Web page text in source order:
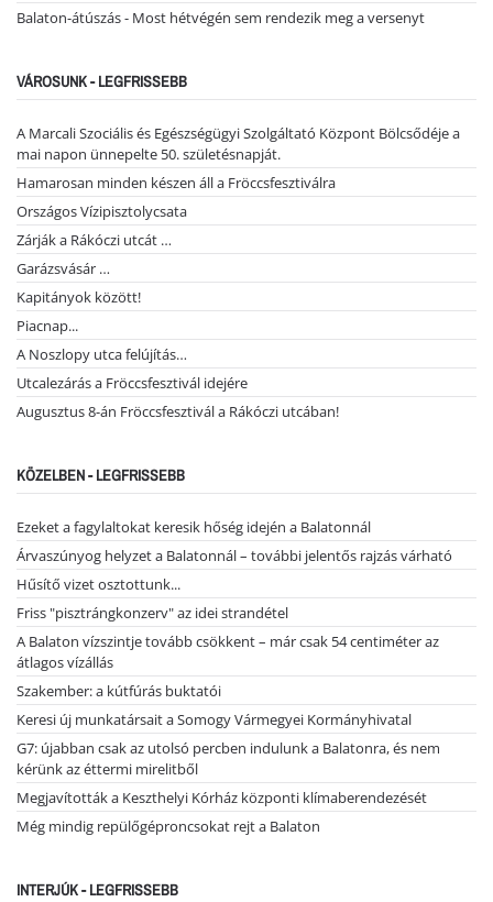
Balaton-átúszás - Most hétvégén sem rendezik meg a versenyt
VÁROSUNK - LEGFRISSEBB
A Marcali Szociális és Egészségügyi Szolgáltató Központ Bölcsődéje a
mai napon ünnepelte 50. születésnapját.
Hamarosan minden készen áll a Fröccsfesztiválra
Országos Vízipisztolycsata
Zárják a Rákóczi utcát …
Garázsvásár …
Kapitányok között!
Piacnap...
A Noszlopy utca felújítás…
Utcalezárás a Fröccsfesztivál idejére
Augusztus 8-án Fröccsfesztivál a Rákóczi utcában!
KÖZELBEN - LEGFRISSEBB
Ezeket a fagylaltokat keresik hőség idején a Balatonnál
Árvaszúnyog helyzet a Balatonnál – további jelentős rajzás várható
Hűsítő vizet osztottunk...
Friss "pisztrángkonzerv" az idei strandétel
A Balaton vízszintje tovább csökkent – már csak 54 centiméter az
átlagos vízállás
Szakember: a kútfúrás buktatói
Keresi új munkatársait a Somogy Vármegyei Kormányhivatal
G7: újabban csak az utolsó percben indulunk a Balatonra, és nem
kérünk az éttermi mirelitből
Megjavították a Keszthelyi Kórház központi klímaberendezését
Még mindig repülőgéproncsokat rejt a Balaton
INTERJÚK - LEGFRISSEBB